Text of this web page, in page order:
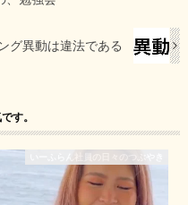
グ異動は違法である
す。